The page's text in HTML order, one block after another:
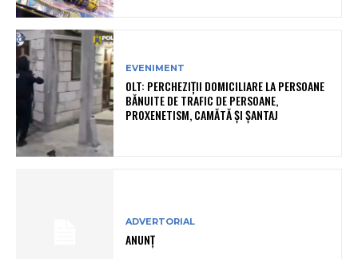
EVENIMENT
OLT: PERCHEZIŢII DOMICILIARE LA PERSOANE
BĂNUITE DE TRAFIC DE PERSOANE,
PROXENETISM, CAMĂTĂ ŞI ŞANTAJ
ADVERTORIAL
ANUNȚ